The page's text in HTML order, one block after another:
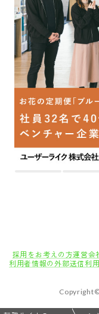
採用をお考えの方運営会
利用者情報の外部送信利